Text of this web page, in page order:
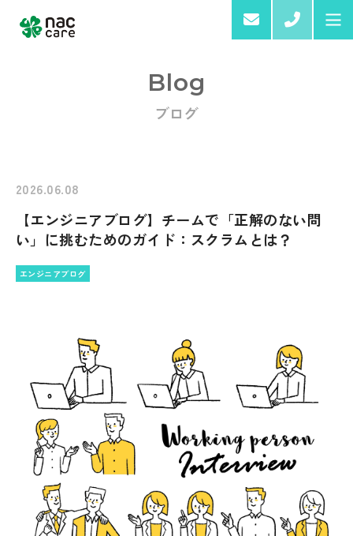
03-
About us
Services & Products
Blog
ブログ
2026.06.08
【エンジニアブログ】チームで「正解のない問
い」に挑むためのガイド：スクラムとは？
エンジニアブログ